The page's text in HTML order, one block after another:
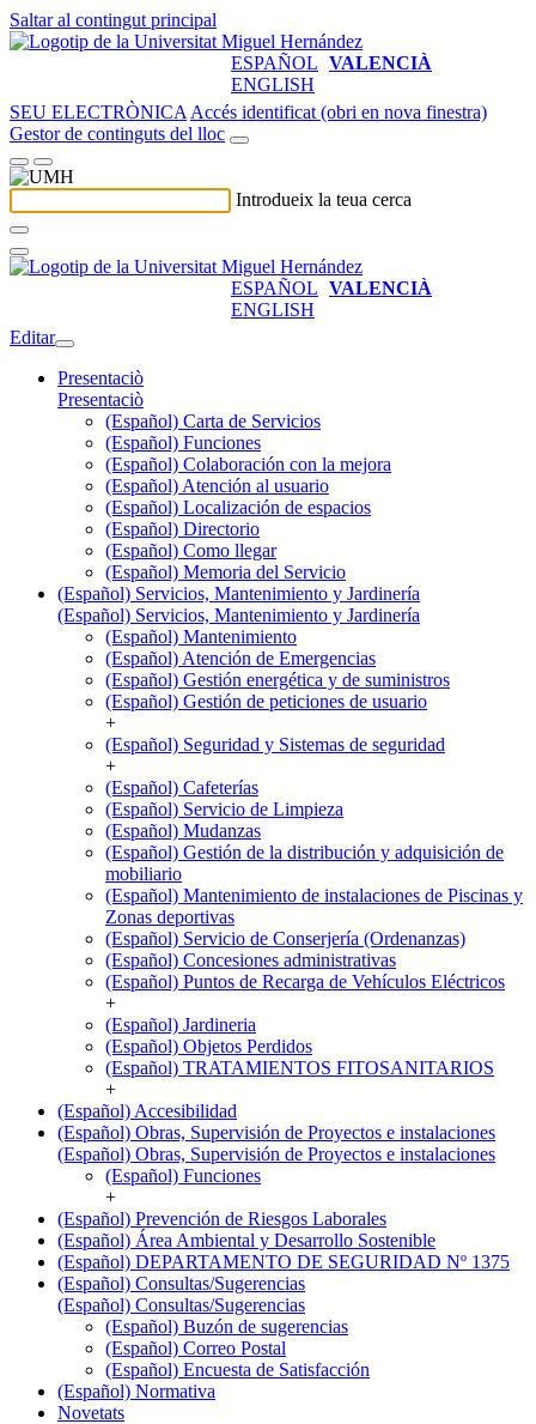
Saltar al contingut principal
ESPAÑOL VALENCIÀ
ENGLISH
SEU ELECTRÒNICA Accés identificat (obri en nova finestra)
Gestor de continguts del lloc
Introdueix la teua cerca
ESPAÑOL VALENCIÀ
ENGLISH
Editar
Presentaciò
Presentaciò
(Español) Carta de Servicios
(Español) Funciones
(Español) Colaboración con la mejora
(Español) Atención al usuario
(Español) Localización de espacios
(Español) Directorio
(Español) Como llegar
(Español) Memoria del Servicio
(Español) Servicios, Mantenimiento y Jardinería
(Español) Servicios, Mantenimiento y Jardinería
(Español) Mantenimiento
(Español) Atención de Emergencias
(Español) Gestión energética y de suministros
(Español) Gestión de peticiones de usuario
+
(Español) Seguridad y Sistemas de seguridad
+
(Español) Cafeterías
(Español) Servicio de Limpieza
(Español) Mudanzas
(Español) Gestión de la distribución y adquisición de
mobiliario
(Español) Mantenimiento de instalaciones de Piscinas y
Zonas deportivas
(Español) Servicio de Conserjería (Ordenanzas)
(Español) Concesiones administrativas
(Español) Puntos de Recarga de Vehículos Eléctricos
+
(Español) Jardineria
(Español) Objetos Perdidos
(Español) TRATAMIENTOS FITOSANITARIOS
+
(Español) Accesibilidad
(Español) Obras, Supervisión de Proyectos e instalaciones
(Español) Obras, Supervisión de Proyectos e instalaciones
(Español) Funciones
+
(Español) Prevención de Riesgos Laborales
(Español) Área Ambiental y Desarrollo Sostenible
(Español) DEPARTAMENTO DE SEGURIDAD Nº 1375
(Español) Consultas/Sugerencias
(Español) Consultas/Sugerencias
(Español) Buzón de sugerencias
(Español) Correo Postal
(Español) Encuesta de Satisfacción
(Español) Normativa
Novetats